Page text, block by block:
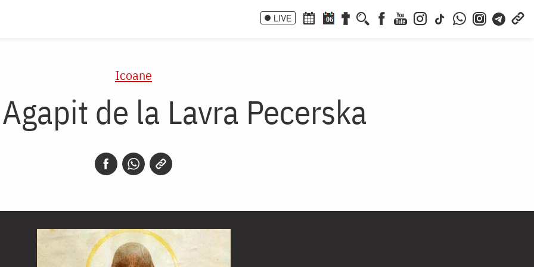
LIVE 06
Icoane
de la Lavra Pecerska